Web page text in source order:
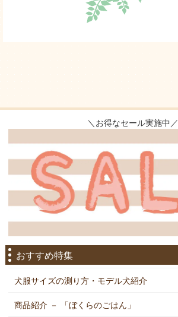
＼お得なセール実施中／
おすすめ特集
犬服サイズの測り方・モデル犬紹介
商品紹介 － 「ぼくらのごはん」